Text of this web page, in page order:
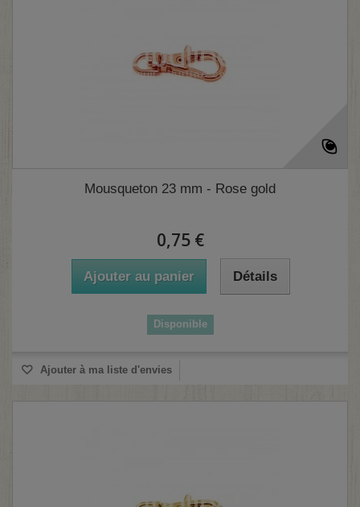
Mousqueton 23 mm - Rose gold
0,75 €
Ajouter au panier Détails
Disponible
Ajouter à ma liste d'envies